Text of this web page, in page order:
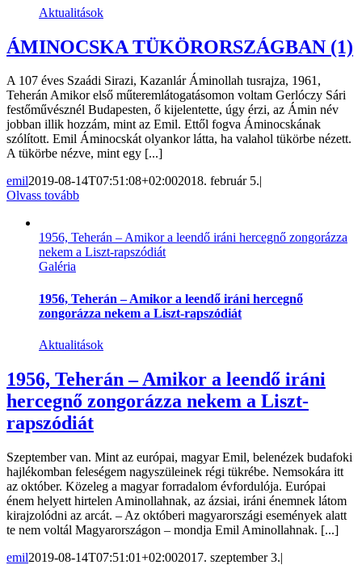
Aktualitások
ÁMINOCSKA TÜKÖRORSZÁGBAN (1)
A 107 éves Szaádi Sirazi, Kazanlár Áminollah tusrajza, 1961,
Teherán Amikor első műteremlátogatásomon voltam Gerlóczy Sári
festőművésznél Budapesten, ő kijelentette, úgy érzi, az Ámin név
jobban illik hozzám, mint az Emil. Ettől fogva Áminocskának
szólított. Emil Áminocskát olyankor látta, ha valahol tükörbe nézett.
A tükörbe nézve, mint egy [...]
emil2019-08-14T07:51:08+02:002018. február 5.|
Olvass tovább
1956, Teherán – Amikor a leendő iráni hercegnő zongorázza
nekem a Liszt-rapszódiát
Galéria
1956, Teherán – Amikor a leendő iráni hercegnő
zongorázza nekem a Liszt-rapszódiát
Aktualitások
1956, Teherán – Amikor a leendő iráni
hercegnő zongorázza nekem a Liszt-
rapszódiát
Szeptember van. Mint az európai, magyar Emil, belenézek budafoki
hajlékomban feleségem nagyszüleinek régi tükrébe. Nemsokára itt
az október. Közeleg a magyar forradalom évfordulója. Európai
énem helyett hirtelen Aminollahnak, az ázsiai, iráni énemnek látom
kirajzolódni az arcát. – Az októberi magyarországi események alatt
te nem voltál Magyarországon – mondja Emil Aminollahnak. [...]
emil2019-08-14T07:51:01+02:002017. szeptember 3.|